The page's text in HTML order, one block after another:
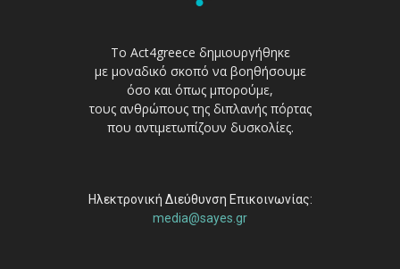
Το Act4greece δημιουργήθηκε
με μοναδικό σκοπό να βοηθήσουμε
όσο και όπως μπορούμε,
τους ανθρώπους της διπλανής πόρτας
που αντιμετωπίζουν δυσκολίες.
Ηλεκτρονική Διεύθυνση Επικοινωνίας:
media@sayes.gr